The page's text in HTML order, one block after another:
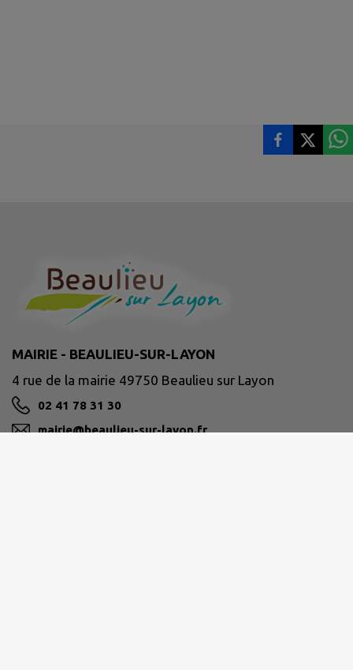
MAIRIE - BEAULIEU-SUR-LAYON
4 rue de la mairie 49750 Beaulieu sur Layon
02 41 78 31 30
mairie@beaulieu-sur-layon.fr